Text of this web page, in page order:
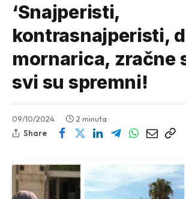
‘Snajperisti,
kontrasnajperisti,
mornarica, zračne
svi su spremni!
09/10/2024
2 minuta
Share